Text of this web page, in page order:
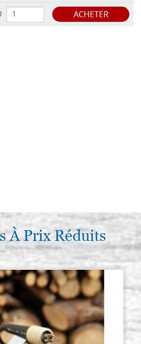
ACHETER
À Prix Réduits